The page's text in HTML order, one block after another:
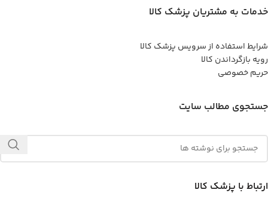
خدمات به مشتریان پزشک کالا
شرایط استفاده از سرویس پزشک کالا
رویه بازگرداندن کالا
حریم خصوصی
جستجوی مطالب سایت
ارتباط با پزشک کالا